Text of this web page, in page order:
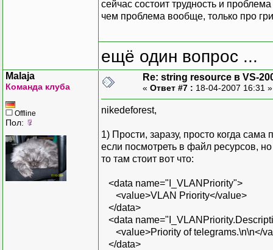
сейчас состоит трудность и
чем проблема вообще, только про
ещё один вопрос ...
Malaja
Команда клуба
Offline
Пол:
Re: string resource в VS-
« Ответ #7 : 18-04-2007 16:31
nikedeforest,
1) Прости, заразу, просто когда
если посмотреть в файл ресурсов,
то там стоит вот что:
<data name="I_VLANPriority">
<value>VLAN Priority</value>
</data>
<data
<value>Priority of telegrams.\n\n</
</data>